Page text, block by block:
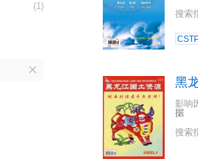
(1)
搜索
黑
影响
据
搜索